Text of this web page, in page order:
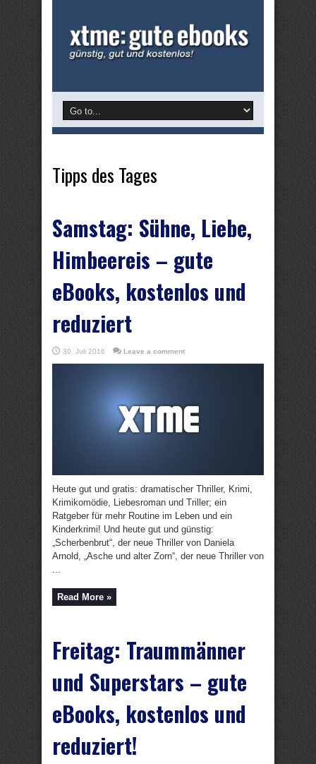
Tipps des Tages
Samstag: Sühne, Liebe,
Himbeereis – gute
eBooks, kostenlos und
reduziert
30. Juli 2016 Leave a comment
Heute gut und gratis: dramatischer Thriller, Krimi,
Krimikomödie, Liebesroman und Triller; ein
Ratgeber für mehr Routine im Leben und ein
Kinderkrimi! Und heute gut und günstig:
„Scherbenbrut“, der neue Thriller von Daniela
Arnold, „Asche und alter Zorn“, der neue Thriller von
...
Read More »
Freitag: Traummänner
und Superstars – gute
eBooks, kostenlos und
reduziert!